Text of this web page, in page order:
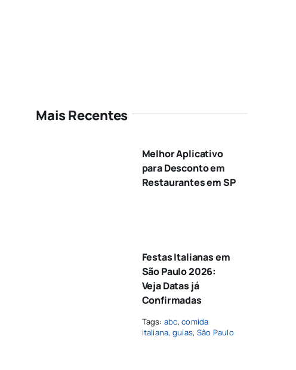
Mais Recentes
Melhor Aplicativo
para Desconto em
Restaurantes em SP
Festas Italianas em
São Paulo 2026:
Veja Datas já
Confirmadas
Tags: abc,comida
italiana, guias, São Paulo